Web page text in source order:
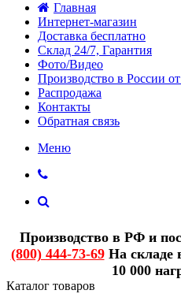
Главная
Интернет-магазин
Доставка бесплатно
Склад 24/7, Гарантия
Фото/Видео
Производство в России
Распродажа
Контакты
Обратная связь
Меню
Производство в РФ и
(800) 444-73-69На складе
10 000
Каталог товаров